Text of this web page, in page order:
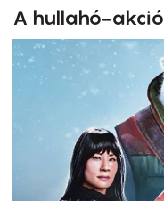
A hullahó-akció